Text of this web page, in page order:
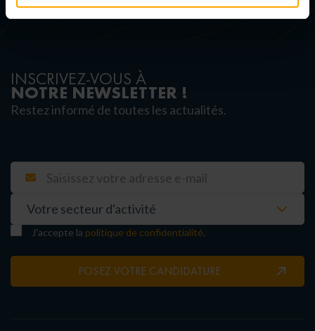
INSCRIVEZ-VOUS À
NOTRE NEWSLETTER !
Restez informé de toutes les actualités.
J'accepte la politique de confidentialité.
POSEZ VOTRE CANDIDATURE